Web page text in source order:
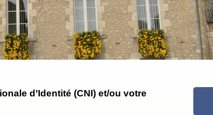
d’Identité (CNI) et/ou votre